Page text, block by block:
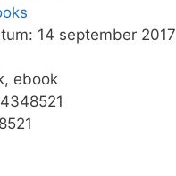
14 september 2017
ebook